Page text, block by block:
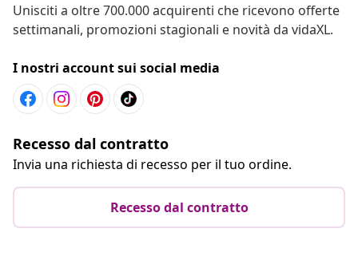
Unisciti a oltre 700.000 acquirenti che ricevono offerte
settimanali, promozioni stagionali e novità da vidaXL.
I nostri account sui social media
Recesso dal contratto
Invia una richiesta di recesso per il tuo ordine.
Recesso dal contratto